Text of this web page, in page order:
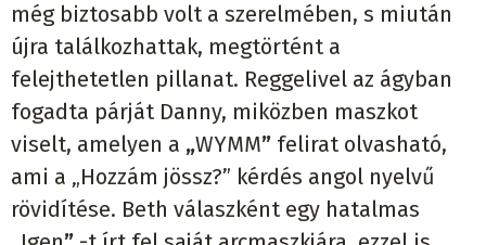
még biztosabb volt a szerelmében, s miután
újra találkozhattak, megtörtént a
felejthetetlen pillanat. Reggelivel az ágyban
fogadta párját Danny, miközben maszkot
viselt, amelyen a „WYMM” felirat olvasható,
ami a „Hozzám jössz?” kérdés angol nyelvű
rövidítése. Beth válaszként egy hatalmas